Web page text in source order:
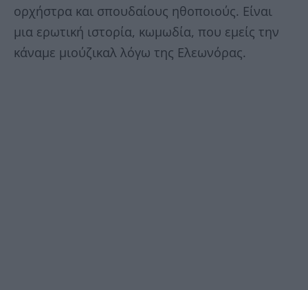
ορχήστρα και σπουδαίους ηθοποιούς. Είναι
μια ερωτική ιστορία, κωμωδία, που εμείς την
κάναμε μιούζικαλ λόγω της Ελεωνόρας.